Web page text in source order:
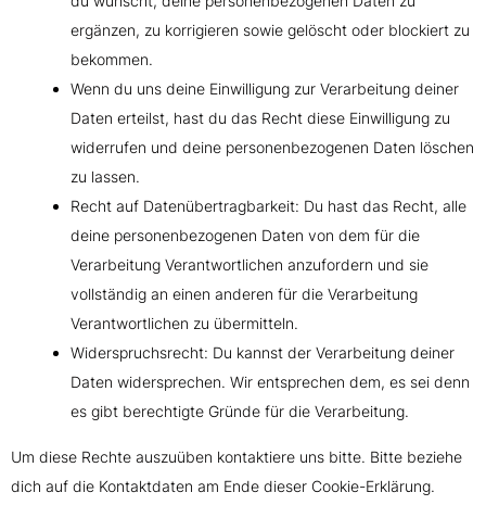
ergänzen, zu korrigieren sowie gelöscht oder blockiert zu
bekommen.
Wenn du uns deine Einwilligung zur Verarbeitung deiner
Daten erteilst, hast du das Recht diese Einwilligung zu
widerrufen und deine personenbezogenen Daten löschen
zu lassen.
Recht auf Datenübertragbarkeit: Du hast das Recht, alle
deine personenbezogenen Daten von dem für die
Verarbeitung Verantwortlichen anzufordern und sie
vollständig an einen anderen für die Verarbeitung
Verantwortlichen zu übermitteln.
Widerspruchsrecht: Du kannst der Verarbeitung deiner
Daten widersprechen. Wir entsprechen dem, es sei denn
es gibt berechtigte Gründe für die Verarbeitung.
Um diese Rechte auszuüben kontaktiere uns bitte. Bitte beziehe
dich auf die Kontaktdaten am Ende dieser Cookie-Erklärung.